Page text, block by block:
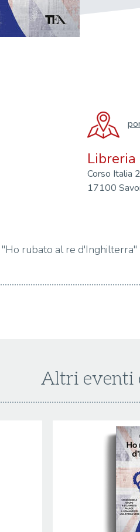
Libreria
Corso Italia
17100
rubato al re d'Inghilterra"
Altri eventi